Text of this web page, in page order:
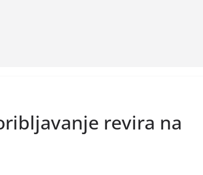
revira na